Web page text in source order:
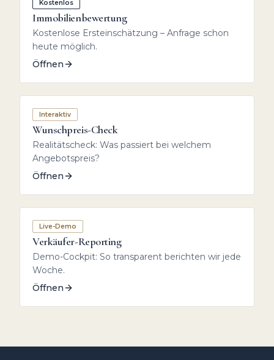
Kostenlos
Immobilienbewertung
Kostenlose Ersteinschätzung – Anfrage schon
heute möglich.
Öffnen
Interaktiv
Wunschpreis-Check
Realitätscheck: Was passiert bei welchem
Angebotspreis?
Öffnen
Live-Demo
Verkäufer-Reporting
Demo-Cockpit: So transparent berichten wir jede
Woche.
Öffnen